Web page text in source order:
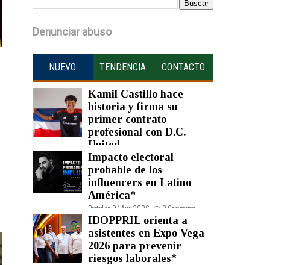
Denunciar abuso
NUEVO TENDENCIA CONTACTO
Kamil Castillo hace
historia y firma su
primer contrato
profesional con D.C.
United
Posted on 05 Aug 2026 - 0 Comments
Impacto electoral
probable de los
influencers en Latino
América*
Posted on 04 Aug 2026 - 0 Comments
IDOPPRIL orienta a
asistentes en Expo Vega
2026 para prevenir
riesgos laborales*